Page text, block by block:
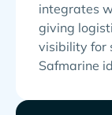
integrates
giving
visibility for
Safmarine